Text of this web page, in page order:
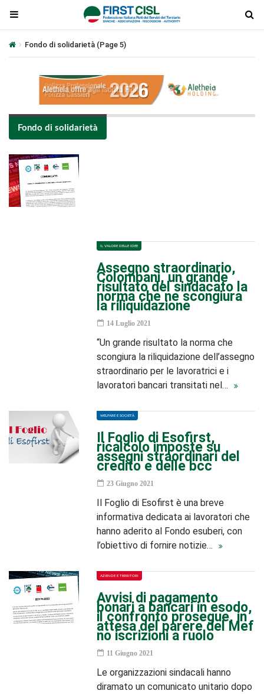
Fondo di solidarietà (Page 5)
Fondo di solidarietà
IL VALORE DELLE IDEE
Assegno straordinario,
Colombani, un grande
risultato del sindacato la
norma che ne scongiura
la riliquidazione
14 Luglio 2021
“Un grande risultato la norma che
scongiura la riliquidazione dell’assegno
straordinario per le lavoratrici e i
lavoratori bancari transitati nel…
WELFARE E SOCIETÀ
Il Foglio di Esofirst,
ricalcolo imposte su
assegni straordinari del
credito e delle bcc
23 Giugno 2021
Il Foglio di Esofirst è una breve
informativa dedicata ai lavoratori che
hanno aderito al Fondo esuberi, con
l’obiettivo di fornire notizie…
AZIENDE E TERRITORI
Avvisi di pagamento
bonari a bancari in esodo,
il confronto prosegue, in
attesa del parere del Mef
no iscrizioni a ruolo
11 Giugno 2021
Le organizzazioni sindacali hanno
diramato un comunicato unitario dopo